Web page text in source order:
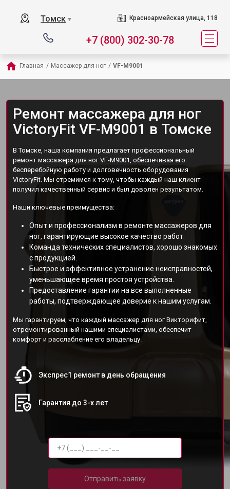
Томск ▼ Красноармейская улица, 118
+7 (800) 302-30-78
Главная / Массажер для ног / VF-M9001
Ремонт массажера для ног
VictoryFit VF-M9001 в Томске
В Томске, наша компания предлагает профессиональный
ремонт массажера для ног VF-M9001, обеспечивая его
бесперебойную работу и долговечность оборудования
VictoryFit. Мы стремимся к тому, чтобы каждый наш клиент
получил качественный сервис и был доволен результатом.
Наши ключевые преимущества:
Опыт и профессионализм в ремонте массажеров для
ног, гарантирующие высокое качество работ.
Команда технических специалистов, хорошо знакомых
с продукцией.
Быстрое и эффективное устранение неисправностей,
уменьшающее время простоя устройства.
Предоставление гарантии на все выполненные
работы, подтверждающее доверие к нашим услугам.
Мы гарантируем, что каждый массажер для ног Викторифит,
отремонтированный нашими специалистами, обеспечит
комфорт и расслабление его владельцу.
Экспрес1 ремонт в день обращения
Гарантия до 3-х лет
Отправить заявку